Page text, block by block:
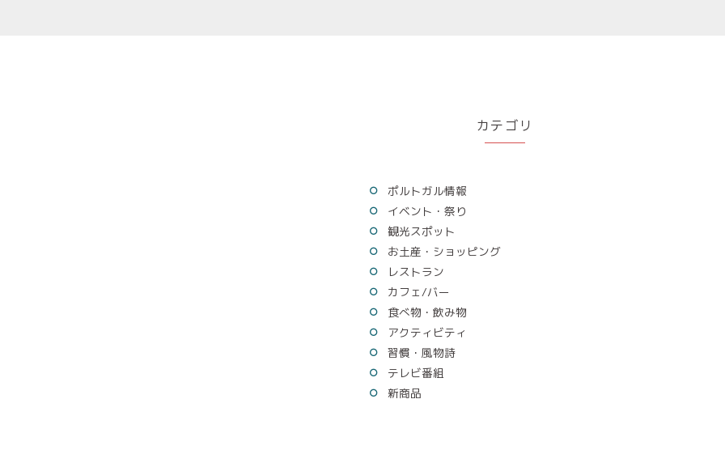
カテゴリ
ポルトガル情報
イベント・祭り
観光スポット
お土産・ショッピング
レストラン
カフェ/バー
食べ物・飲み物
アクティビティ
習慣・風物詩
テレビ番組
新商品